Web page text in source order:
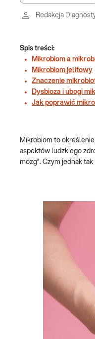
Redakcja
Spis treści:
Mikrobiom a
Mikrobiom jelitowy
Znaczenie
Dysbioza i ubogi
Jak poprawić
Mikrobiom to
aspektów ludzkiego
mózg”. Czym jednak